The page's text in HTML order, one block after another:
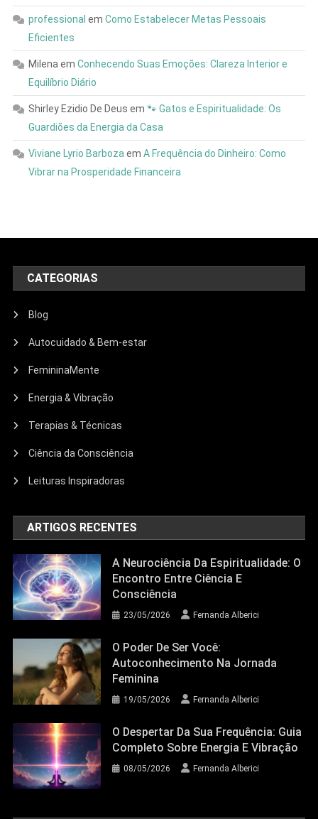
professional em Como Estabelecer Metas Pessoais
Eficientes
Milenaem Conhecendo Suas Emoções: Clareza Interior e
Equilíbrio Diário
Shirley Ezidio De Deus em 🐾 Gatos e Espiritualidade: Os
Guardiões da Energia da Casa
Viviane Lyrio Barbozaem A Frequência do Dinheiro: Como
Vibrar na Prosperidade Financeira
CATEGORIAS
Blog
Autocuidado & Bem-estar
FemininaMente
Energia & Vibração
Terapias & Técnicas
Ciência da Consciência
Leituras Inspiradoras
ARTIGOS RECENTES
A Neurociência Da Espiritualidade: O
Encontro Entre Ciência E
Consciência
23/05/2026 Fernanda Alberici
O Poder De Ser Você:
Autoconhecimento Na Jornada
Feminina
19/05/2026 Fernanda Alberici
O Despertar Da Sua Frequência: Guia
Completo Sobre Energia E Vibração
08/05/2026 Fernanda Alberici